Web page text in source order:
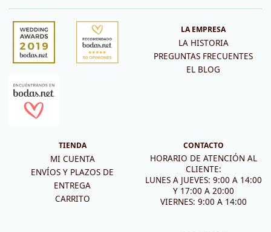
LA EMPRESA
LA HISTORIA
PREGUNTAS FRECUENTES
EL BLOG
TIENDA
MI CUENTA
ENVÍOS Y PLAZOS DE
ENTREGA
CARRITO
CONTACTO
HORARIO DE ATENCIÓN AL
CLIENTE:
LUNES A JUEVES: 9:00 A 14:00
Y 17:00 A 20:00
VIERNES: 9:00 A 14:00